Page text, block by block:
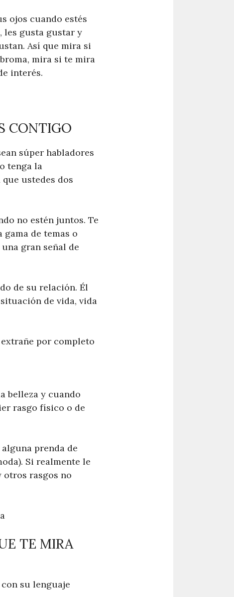
ojos cuando estés
les gusta gustar y
Así que mira si
mira si te mira
interés.
CONTIGO
súper habladores
tenga la
ustedes dos
no estén juntos. Te
de temas o
gran señal de
de su relación. Él
de vida, vida
por completo
belleza y cuando
rasgo físico o de
prenda de
Si realmente le
rasgos no
TE MIRA
su lenguaje